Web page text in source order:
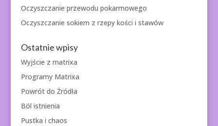
Oczyszczanie przewodu pokarmowego
Oczyszczanie sokiem z rzepy kości i stawów
Ostatnie wpisy
Wyjście z matrixa
Programy Matrixa
Powrót do Źródła
Ból istnienia
Pustka i chaos